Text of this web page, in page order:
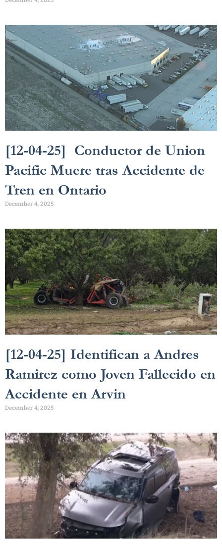
[12-04-25] Conductor de Union
Pacific Muere tras Accidente de
Tren en Ontario
December 4, 2025
[12-04-25] Identifican a Andres
Ramirez como Joven Fallecido en
Accidente en Arvin
December 4, 2025